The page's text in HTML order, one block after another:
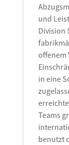
und
Division
offenem
in eine
Teams
benutzt